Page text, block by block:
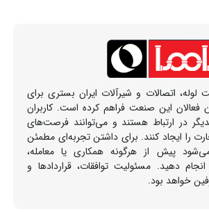
لوله، اتصالات و شیرآلات ایران بستری برای
فعالان این صنعت فراهم کرده است. کاربران
در ارتباط هستند و می‌توانند فرصت‌های
را ایجاد کنند. برای داشتن تجربه‌ای مطمئن
پیش از هرگونه همکاری یا معامله،
دهید. مسئولیت توافقات، قراردادها و
خواهد بود.